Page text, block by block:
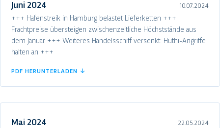
Juni 2024 10.07.2024
+++ Hafenstreik in Hamburg belastet Lieferketten +++
Frachtpreise übersteigen zwischenzeitliche Höchststände aus
dem Januar +++ Weiteres Handelsschiff versenkt: Huthi-Angriffe
halten an +++
PDF HERUNTERLADEN ↓
Mai 2024 22.05.2024